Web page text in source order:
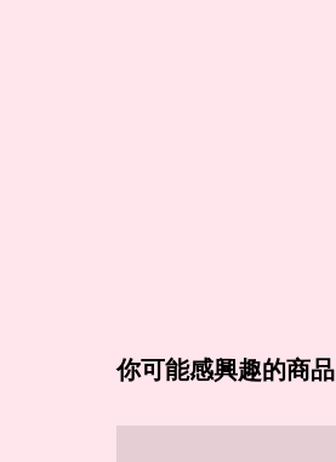
你可能感興趣的商品